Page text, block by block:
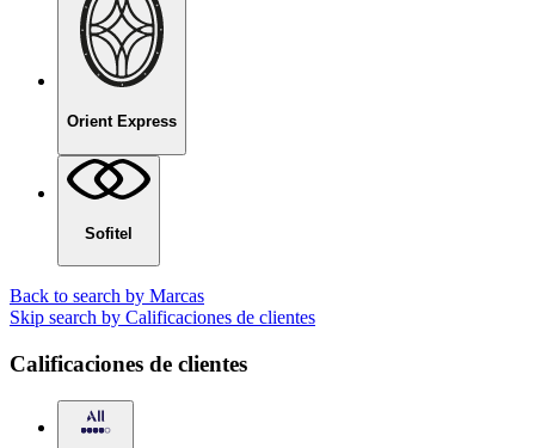
Orient Express
Sofitel
Back to search by Marcas
Skip search by Calificaciones de clientes
Calificaciones de clientes